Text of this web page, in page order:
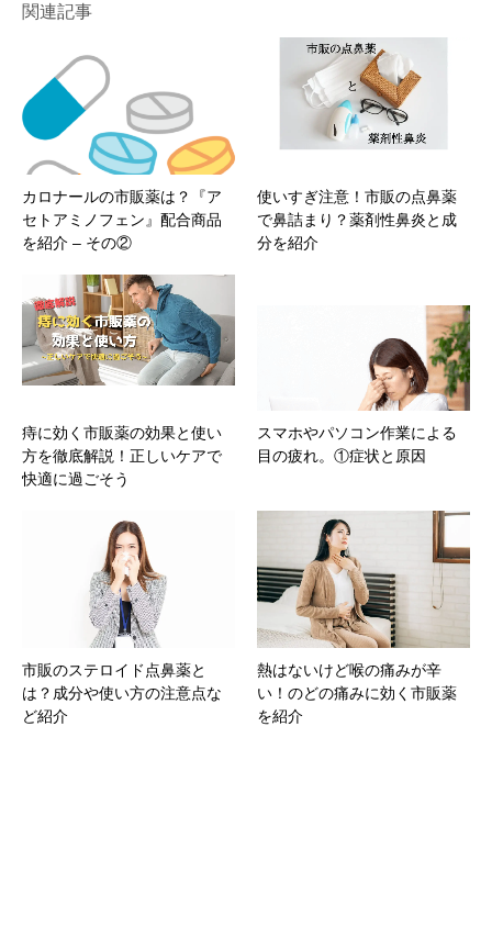
関連記事
カロナールの市販薬は？『ア
セトアミノフェン』配合商品
を紹介 – その②
使いすぎ注意！市販の点鼻薬
で鼻詰まり？薬剤性鼻炎と成
分を紹介
痔に効く市販薬の効果と使い
方を徹底解説！正しいケアで
快適に過ごそう
スマホやパソコン作業による
目の疲れ。①症状と原因
市販のステロイド点鼻薬と
は？成分や使い方の注意点な
ど紹介
熱はないけど喉の痛みが辛
い！のどの痛みに効く市販薬
を紹介